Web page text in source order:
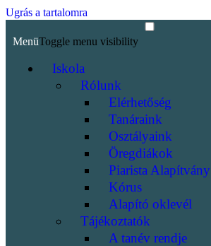
Ugrás a tartalomra
MenüToggle menu visibility
Iskola
Rólunk
Elérhetőség
Tanáraink
Osztályaink
Öregdiákok
Piarista Alapítvány
Kórus
Alapító oklevél
Tájékoztatók
A tanév rendje